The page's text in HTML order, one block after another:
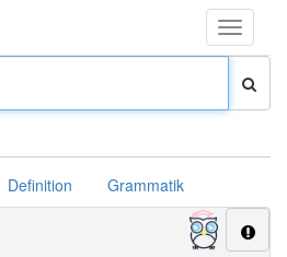
Toggle
Definition Grammatik